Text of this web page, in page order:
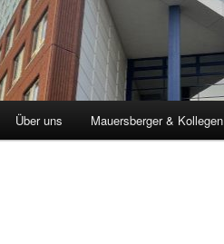
Über uns Mauersberger & Kollegen